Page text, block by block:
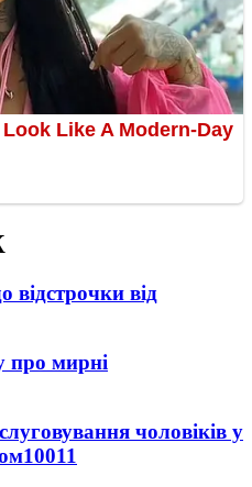
відстрочки від
про мирні
чоловіків у
10011